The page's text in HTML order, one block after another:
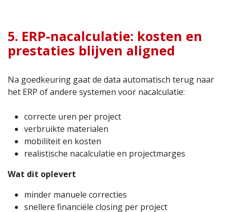
5. ERP-nacalculatie: kosten en
prestaties blijven aligned
Na goedkeuring gaat de data automatisch terug naar
het ERP of andere systemen voor nacalculatie:
correcte uren per project
verbruikte materialen
mobiliteit en kosten
realistische nacalculatie en projectmarges
Wat dit oplevert
minder manuele correcties
snellere financiële closing per project